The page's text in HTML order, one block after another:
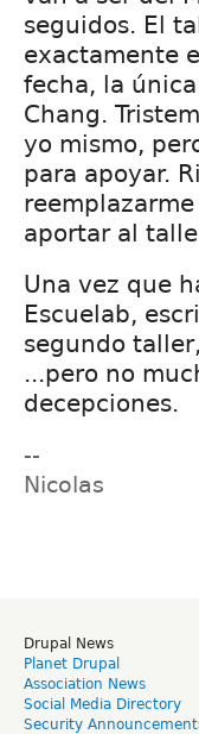
seguidos. El
exactamente
fecha, la
Chang.
yo mismo,
para apoyar.
aportar al
Una vez que
Escuelab,
segundo
...pero no
decepciones.
--
Nicolas
Drupal News
Planet Drupal
Association News
Social Media Directory
Security